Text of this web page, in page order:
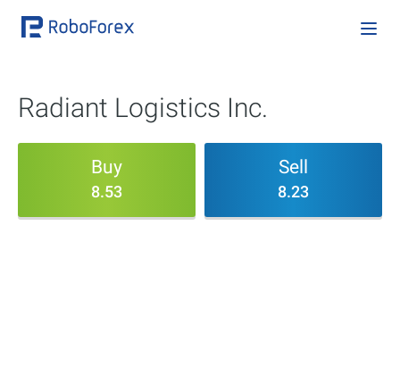
Radiant Logistics Inc.
Buy
8.53
Sell
8.23